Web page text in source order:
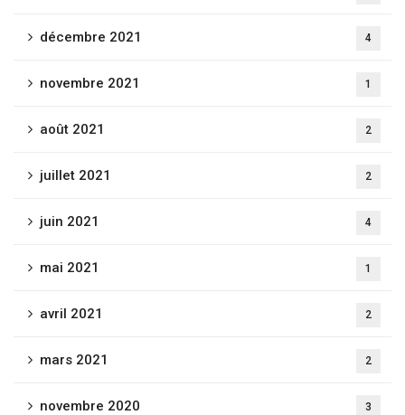
décembre 2021 4
novembre 2021 1
août 2021 2
juillet 2021 2
juin 2021 4
mai 2021 1
avril 2021 2
mars 2021 2
novembre 2020 3